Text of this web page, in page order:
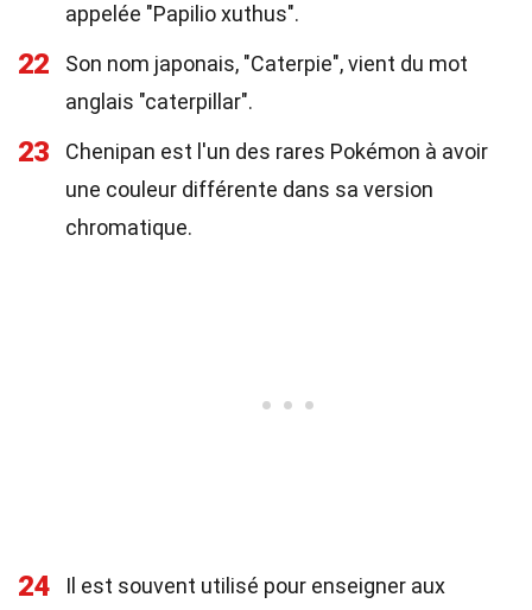
appelée "Papilio xuthus".
22
Son nom japonais, "Caterpie", vient du mot
anglais "caterpillar".
23
Chenipan est l'un des rares Pokémon à avoir
une couleur différente dans sa version
chromatique.
24
Il est souvent utilisé pour enseigner aux